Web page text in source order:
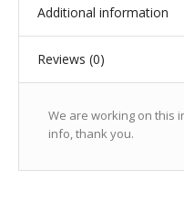
Additional information
Reviews (0)
We are working on this
info, thank you.